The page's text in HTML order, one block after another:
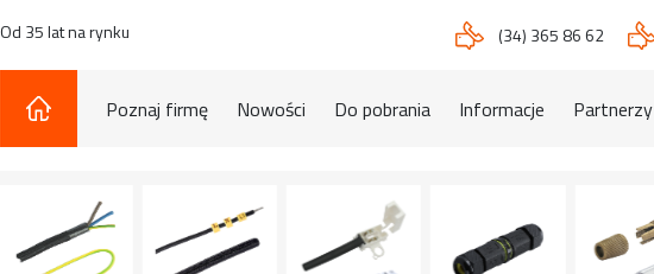
Od 35 lat na rynku (34) 365 86 62
Poznaj firmę Nowości Do pobrania Informacje Partnerzy